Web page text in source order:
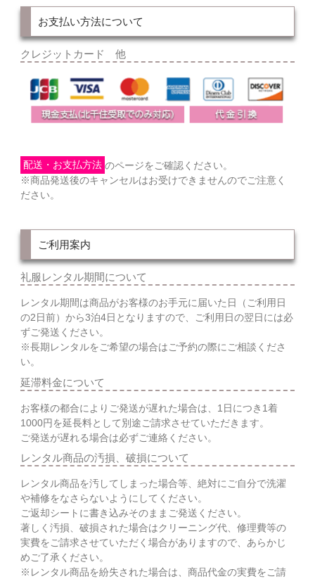
お支払い方法について
クレジットカード 他
配送・お支払方法 のページをご確認ください。
※商品発送後のキャンセルはお受けできませんのでご注意く
ださい。
ご利用案内
礼服レンタル期間について
レンタル期間は商品がお客様のお手元に届いた日（ご利用日
の2日前）から3泊4日となりますので、ご利用日の翌日には必
ずご発送ください。
※長期レンタルをご希望の場合はご予約の際にご相談くださ
い。
延滞料金について
お客様の都合によりご発送が遅れた場合は、1日につき1着
1000円を延長料として別途ご請求させていただきます。
ご発送が遅れる場合は必ずご連絡ください。
レンタル商品の汚損、破損について
レンタル商品を汚してしまった場合等、絶対にご自分で洗濯
や補修をなさらないようにしてください。
ご返却シートに書き込みそのままご発送ください。
著しく汚損、破損された場合はクリーニング代、修理費等の
実費をご請求させていただく場合がありますので、あらかじ
めご了承ください。
※レンタル商品を紛失された場合は、商品代金の実費をご請